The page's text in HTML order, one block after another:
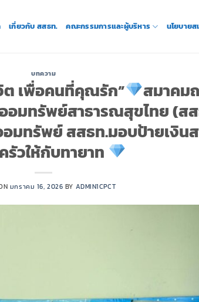
เกี่ยวกับ สสธท. คณะกรรมการและผู้บริหาร นโยบาย
บทความ
เพื่อคนที่คุณรัก”
สมาคม
มทรัพย์สาธารณสุขไทย (สส
ทรัพย์ สสธท.มอบป้ายเงินส
รัวให้กับทายาท
มกราคม 16, 2026 BY ADMIN1CPCT